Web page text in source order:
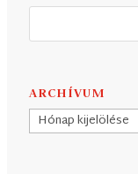
ARCHÍVUM
Archívum